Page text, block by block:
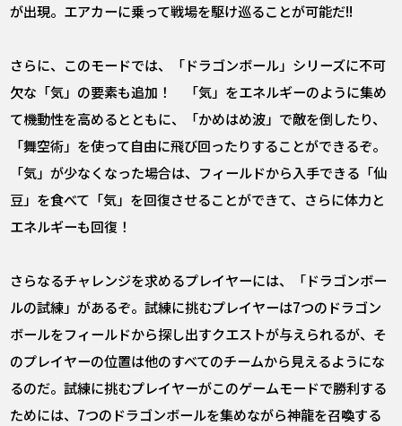
が出現。エアカーに乗って戦場を駆け巡ることが可能だ!!
さらに、このモードでは、「ドラゴンボール」シリーズに不可
欠な「気」の要素も追加！ 「気」をエネルギーのように集め
て機動性を高めるとともに、「かめはめ波」で敵を倒したり、
「舞空術」を使って自由に飛び回ったりすることができるぞ。
「気」が少なくなった場合は、フィールドから入手できる「仙
豆」を食べて「気」を回復させることができて、さらに体力と
エネルギーも回復！
さらなるチャレンジを求めるプレイヤーには、「ドラゴンボー
ルの試練」があるぞ。試練に挑むプレイヤーは7つのドラゴン
ボールをフィールドから探し出すクエストが与えられるが、そ
のプレイヤーの位置は他のすべてのチームから見えるようにな
るのだ。試練に挑むプレイヤーがこのゲームモードで勝利する
ためには、7つのドラゴンボールを集めながら神龍を召喚する